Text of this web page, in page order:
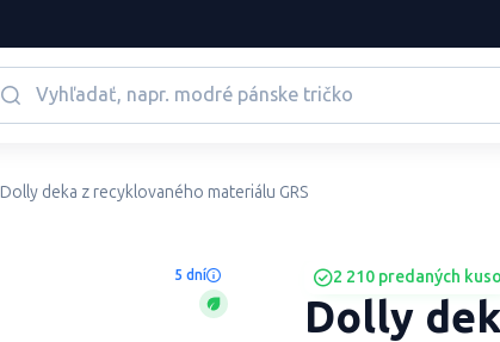
Dolly deka z recyklovaného materiálu GRS
5 dní 2 210 predaných
Dolly